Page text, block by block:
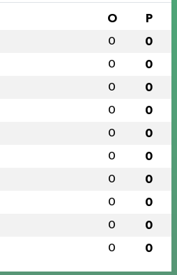
O P
0 0
0 0
0 0
0 0
0 0
0 0
0 0
0 0
0 0
0 0